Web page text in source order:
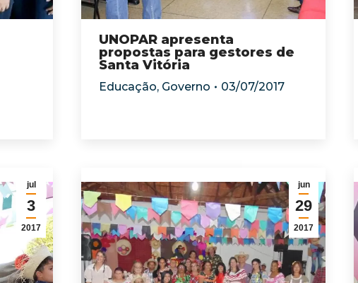
UNOPAR apresenta
propostas para gestores de
Santa Vitória
Educação, Governo 03/07/2017
jul
3
2017
jun
29
2017